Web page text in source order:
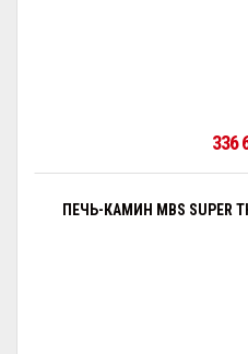
336
ПЕЧЬ-КАМИН MBS SUPER